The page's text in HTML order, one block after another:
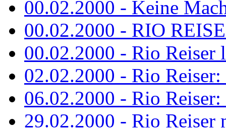
00.02.2000 - Keine
00.02.2000 - RIO
00.02.2000 - Rio Reiser
02.02.2000 - Rio
06.02.2000 - Rio
29.02.2000 - Rio Reiser